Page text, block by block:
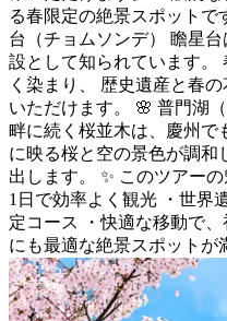
る春限定の絶景スポットで
台（チョムソンデ） 瞻星
設として知られています。
く染まり、 歴史遺産と春
いただけます。 🌸 普門湖
畔に続く桜並木は、慶州で
に映る桜と空の景色が調和
出します。 ✨ このツアー
1日で効率よく観光 ・世界
定コース ・快適な移動で
にも最適な絶景スポットが